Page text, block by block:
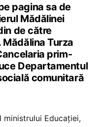
pagina sa de
Mădălinei
de către
Turza
prim-
Departamentul
comunitară
ministrului Educației,